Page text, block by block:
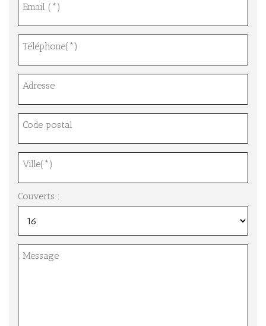
Email (*)
Téléphone(*)
Adresse
Code postal
Ville(*)
Couverts :
Message